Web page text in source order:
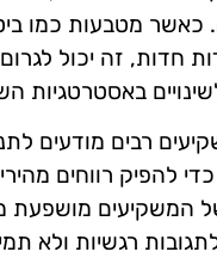
כאשר מטבעות כמו
חדות, זה יכול
באסטרטגיות
רבים מודעים
להפיק רווחים
המשקיעים מושפעת
רגשיות ולא